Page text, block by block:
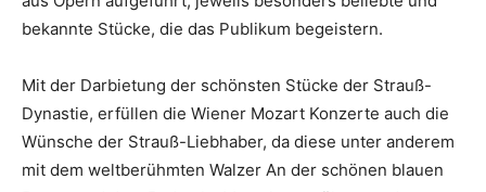
bekannte Stücke, die das Publikum begeistern.
Mit der Darbietung der schönsten Stücke der Strauß-
Dynastie, erfüllen die Wiener Mozart Konzerte auch die
Wünsche der Strauß-Liebhaber, da diese unter anderem
mit dem weltberühmten Walzer An der schönen blauen